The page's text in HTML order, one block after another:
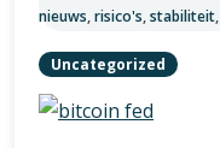
nieuws,risico's,stabiliteit,
Uncategorized